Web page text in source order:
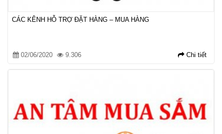
CÁC KÊNH HỖ TRỢ ĐẶT HÀNG – MUA HÀNG
02/06/2020 9.306 Chi tiết